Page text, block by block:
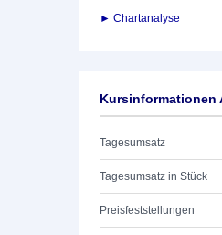
► Chartanalyse
Kursinformationen
Tagesumsatz
Tagesumsatz in Stück
Preisfeststellungen